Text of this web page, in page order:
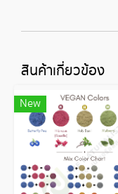
สินค้าเกี่ยวข้อง
New